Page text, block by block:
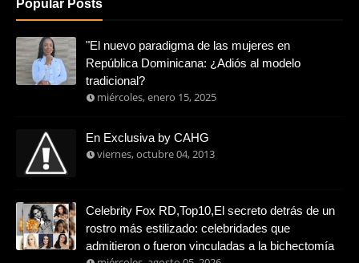
Popular Posts
"El nuevo paradigma de las mujeres en
República Dominicana: ¿Adiós al modelo
tradicional?
miércoles, enero 15, 2025
En Exclusiva by CAHG
viernes, octubre 04, 2013
Celebrity Fox RD,Top10,El secreto detrás de un
rostro más estilizado: celebridades que
admitieron o fueron vinculadas a la bichectomía